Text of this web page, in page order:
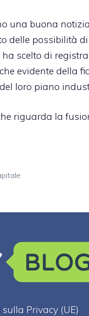
una buona
delle possibilità
scelto di
evidente della
loro piano
riguarda la
Privacy (UE)